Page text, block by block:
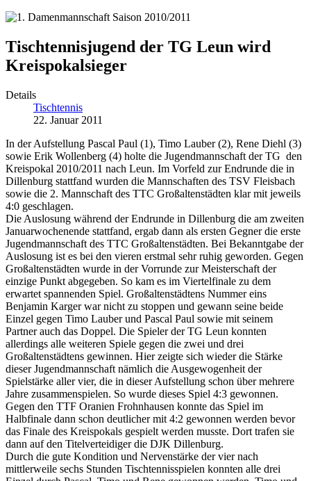
Tischtennisjugend der TG Leun wird
Kreispokalsieger
Details
Tischtennis
22. Januar 2011
In der Aufstellung Pascal Paul (1), Timo Lauber (2), Rene Diehl (3)
sowie Erik Wollenberg (4) holte die Jugendmannschaft der TG den
Kreispokal 2010/2011 nach Leun. Im Vorfeld zur Endrunde die in
Dillenburg stattfand wurden die Mannschaften des TSV Fleisbach
sowie die 2. Mannschaft des TTC Großaltenstädten klar mit jeweils
4:0 geschlagen.
Die Auslosung während der Endrunde in Dillenburg die am zweiten
Januarwochenende stattfand, ergab dann als ersten Gegner die erste
Jugendmannschaft des TTC Großaltenstädten. Bei Bekanntgabe der
Auslosung ist es bei den vieren erstmal sehr ruhig geworden. Gegen
Großaltenstädten wurde in der Vorrunde zur Meisterschaft der
einzige Punkt abgegeben. So kam es im Viertelfinale zu dem
erwartet spannenden Spiel. Großaltenstädtens Nummer eins
Benjamin Karger war nicht zu stoppen und gewann seine beide
Einzel gegen Timo Lauber und Pascal Paul sowie mit seinem
Partner auch das Doppel. Die Spieler der TG Leun konnten
allerdings alle weiteren Spiele gegen die zwei und drei
Großaltenstädtens gewinnen. Hier zeigte sich wieder die Stärke
dieser Jugendmannschaft nämlich die Ausgewogenheit der
Spielstärke aller vier, die in dieser Aufstellung schon über mehrere
Jahre zusammenspielen. So wurde dieses Spiel 4:3 gewonnen.
Gegen den TTF Oranien Frohnhausen konnte das Spiel im
Halbfinale dann schon deutlicher mit 4:2 gewonnen werden bevor
das Finale des Kreispokals gespielt werden musste. Dort trafen sie
dann auf den Titelverteidiger die DJK Dillenburg.
Durch die gute Kondition und Nervenstärke der vier nach
mittlerweile sechs Stunden Tischtennisspielen konnten alle drei